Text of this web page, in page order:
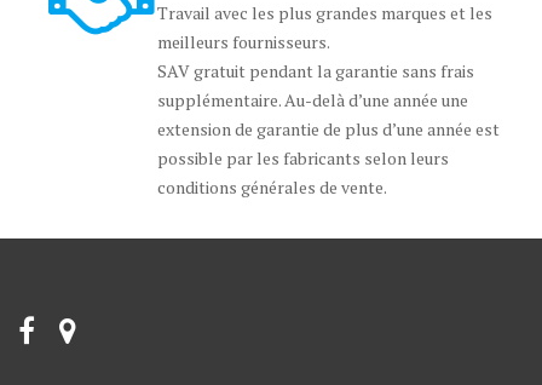
Travail avec les plus grandes marques et les
meilleurs fournisseurs.
SAV gratuit pendant la garantie sans frais
supplémentaire. Au-delà d’une année une
extension de garantie de plus d’une année est
possible par les fabricants selon leurs
conditions générales de vente.